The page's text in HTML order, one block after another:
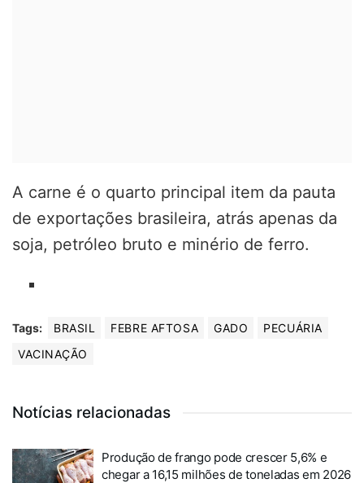
A carne é o quarto principal item da pauta
de exportações brasileira, atrás apenas da
soja, petróleo bruto e minério de ferro.
Tags: BRASIL FEBRE AFTOSA GADO
PECUÁRIA
VACINAÇÃO
Notícias relacionadas
Produção de frango pode crescer 5,6% e
chegar a 16,15 milhões de toneladas em 2026